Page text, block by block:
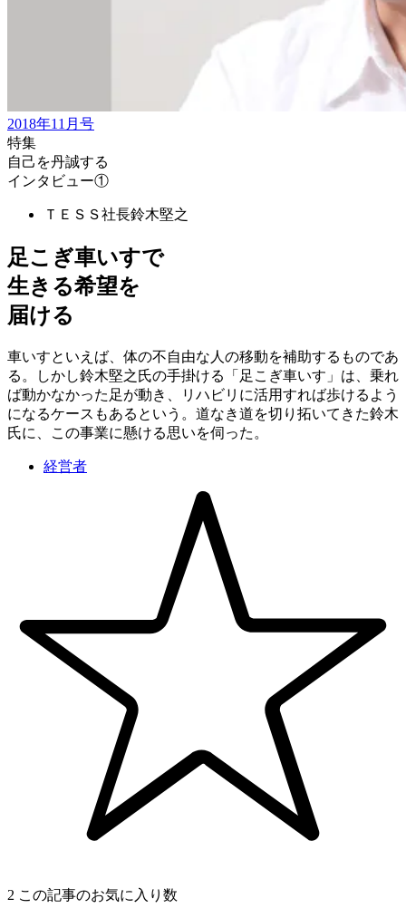
2018年11月号
特集
自己を丹誠する
インタビュー①
ＴＥＳＳ社長鈴木堅之
足こぎ車いすで
生きる希望を
届ける
車いすといえば、体の不自由な人の移動を補助するものであ
る。しかし鈴木堅之氏の手掛ける「足こぎ車いす」は、乗れ
ば動かなかった足が動き、リハビリに活用すれば歩けるよう
になるケースもあるという。道なき道を切り拓いてきた鈴木
氏に、この事業に懸ける思いを伺った。
経営者
2 この記事のお気に入り数